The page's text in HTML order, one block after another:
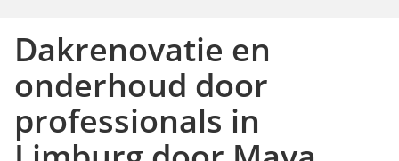
Dakrenovatie en
onderhoud door
professionals in